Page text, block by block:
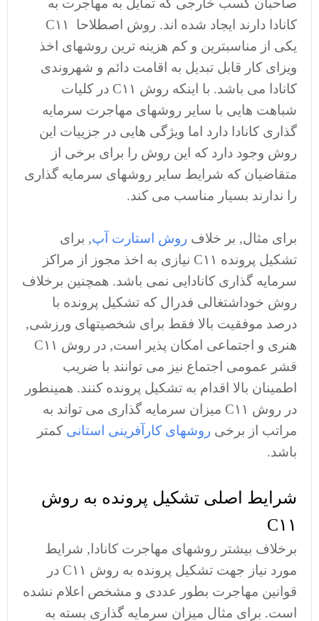
کانادا دارند ایجاد شده اند. روش اصطلاحا C۱۱
یکی از مناسبترین و کم هزینه ترین روشهای اخذ
ویزای کار قابل تبدیل به اقامت دائم و شهروندی
کانادا می باشد. با اینکه روش C۱۱ در کلیات
شباهت هایی با سایر روشهای مهاجرت سرمایه
گذاری کانادا دارد اما ویژگی هایی در جزییات این
روش وجود دارد که این روش را برای برخی از
متقاضیان که شرایط سایر روشهای سرمایه گذاری
را ندارند بسیار مناسب می کند.
برای مثال, بر خلاف روش استارت آپ, برای
تشکیل پرونده C۱۱ نیازی به اخذ مجوز از مراکز
سرمایه گذاری کانادایی نمی باشد. همچنین برخلاف
روش خوداشتغالی فدرال که تشکیل پرونده با
درصد موفقیت بالا فقط برای شخصیتهای ورزشی,
هنری و اجتماعی امکان پذیر است, در روش C۱۱
قشر عمومی اجتماع نیز می توانند با ضریب
اطمینان بالا اقدام به تشکیل پرونده کنند. همینطور
در روش C۱۱ میزان سرمایه گذاری می تواند به
مراتب از برخی روشهای کارآفرینی استانی کمتر
باشد.
شرایط اصلی تشکیل پرونده به روش
C۱۱
برخلاف بیشتر روشهای مهاجرت کانادا, شرایط
مورد نیاز جهت تشکیل پرونده به روش C۱۱ در
قوانین مهاجرت بطور عددی و مشخص اعلام نشده
است. برای مثال میزان سرمایه گذاری بسته به